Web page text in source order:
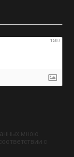
1500
мною
с